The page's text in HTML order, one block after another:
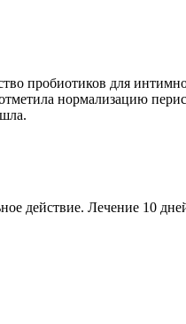
пробиотиков для
нормализацию
действие. Лечение 10